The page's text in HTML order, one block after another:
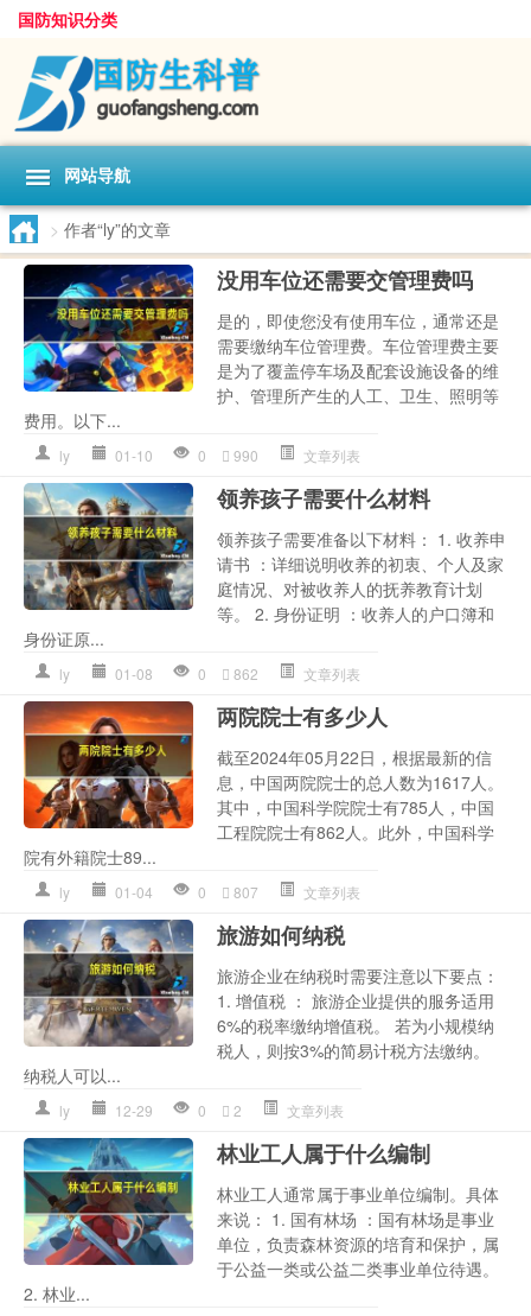
国防知识分类
网站导航
> 作者“ly”的文章
没用车位还需要交管理费吗
是的，即使您没有使用车位，通常还是
需要缴纳车位管理费。车位管理费主要
是为了覆盖停车场及配套设施设备的维
护、管理所产生的人工、卫生、照明等
费用。以下...
ly 01-10 0 990 文章列表
领养孩子需要什么材料
领养孩子需要准备以下材料： 1. 收养申
请书 ：详细说明收养的初衷、个人及家
庭情况、对被收养人的抚养教育计划
等。 2. 身份证明 ：收养人的户口簿和
身份证原...
ly 01-08 0 862 文章列表
两院院士有多少人
截至2024年05月22日，根据最新的信
息，中国两院院士的总人数为1617人。
其中，中国科学院院士有785人，中国
工程院院士有862人。此外，中国科学
院有外籍院士89...
ly 01-04 0 807 文章列表
旅游如何纳税
旅游企业在纳税时需要注意以下要点：
1. 增值税 ： 旅游企业提供的服务适用
6%的税率缴纳增值税。 若为小规模纳
税人，则按3%的简易计税方法缴纳。
纳税人可以...
ly 12-29 0 2 文章列表
林业工人属于什么编制
林业工人通常属于事业单位编制。具体
来说： 1. 国有林场 ：国有林场是事业
单位，负责森林资源的培育和保护，属
于公益一类或公益二类事业单位待遇。
2. 林业...